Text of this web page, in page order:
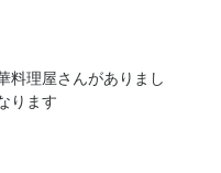
...
料理屋さんがありまし
ります